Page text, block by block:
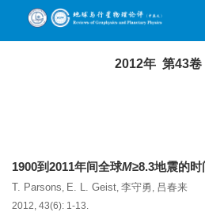
2012年 第43卷
1900到2011年间全球M≥8.3地震的
T. Parsons, E. L. Geist, 李守勇, 吕春来
2012, 43(6): 1-13.